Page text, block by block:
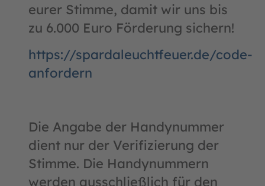
eurer Stimme, damit wir uns bis
zu 6.000 Euro Förderung sichern!
https://spardaleuchtfeuer.de/code-
anfordern
Die Angabe der Handynummer
dient nur der Verifizierung der
Stimme. Die Handynummern
werden ausschließlich für den